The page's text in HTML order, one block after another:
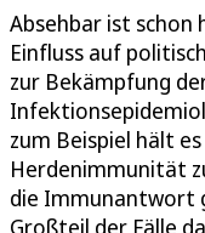
Absehbar ist schon
Einfluss auf
zur Bekämpfung
zum Beispiel hält
Herdenimmunität
die Immunantwort
Großteil der Fälle